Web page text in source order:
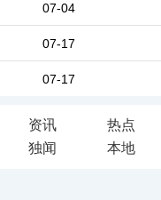
07-04
07-17
07-17
资讯
热点
独闻 本地